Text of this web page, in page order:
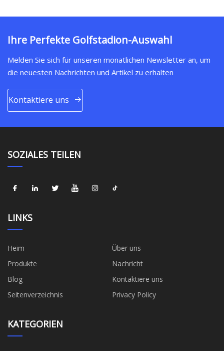
Ihre Perfekte Golfstadion-Auswahl
Melden Sie sich für unseren monatlichen Newsletter an, um
die neuesten Nachrichten und Artikel zu erhalten
Kontaktiere uns
SOZIALES TEILEN
LINKS
Heim
Über uns
Produkte
Nachricht
Blog
Kontaktiere uns
Seitenverzeichnis
Privacy Policy
KATEGORIEN